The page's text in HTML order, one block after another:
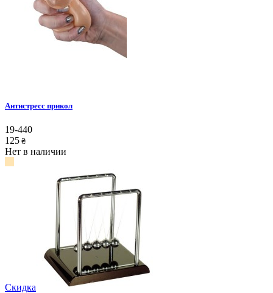
Антистресс прикол
19-440
125 ₴
Нет в наличии
Скидка